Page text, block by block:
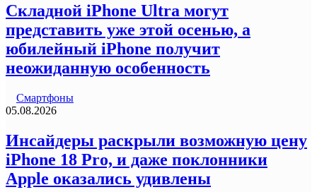
Складной iPhone Ultra могут
представить уже этой осенью, а
юбилейный iPhone получит
неожиданную особенность
Смартфоны
05.08.2026
Инсайдеры раскрыли возможную цену
iPhone 18 Pro, и даже поклонники
Apple оказались удивлены